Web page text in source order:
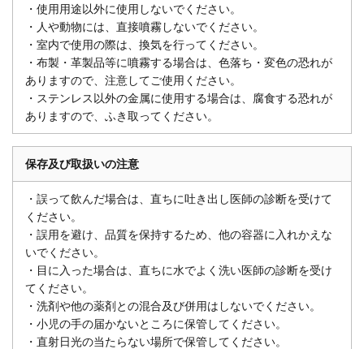
・使用用途以外に使用しないでください。
・人や動物には、直接噴霧しないでください。
・室内で使用の際は、換気を行ってください。
・布製・革製品等に噴霧する場合は、色落ち・変色の恐れが
ありますので、注意してご使用ください。
・ステンレス以外の金属に使用する場合は、腐食する恐れが
ありますので、ふき取ってください。
保存及び取扱いの注意
・誤って飲んだ場合は、直ちに吐き出し医師の診断を受けて
ください。
・誤用を避け、品質を保持するため、他の容器に入れかえな
いでください。
・目に入った場合は、直ちに水でよく洗い医師の診断を受け
てください。
・洗剤や他の薬剤との混合及び併用はしないでください。
・小児の手の届かないところに保管してください。
・直射日光の当たらない場所で保管してください。